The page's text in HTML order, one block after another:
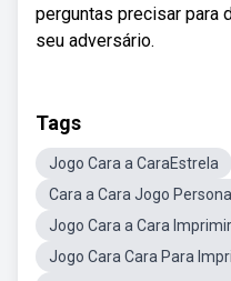
perguntas precisar para
seu adversário.
Tags
Jogo Cara a CaraEstrela
Cara a Cara Jogo
Jogo Cara a Cara Imprimir
Jogo Cara Cara Para